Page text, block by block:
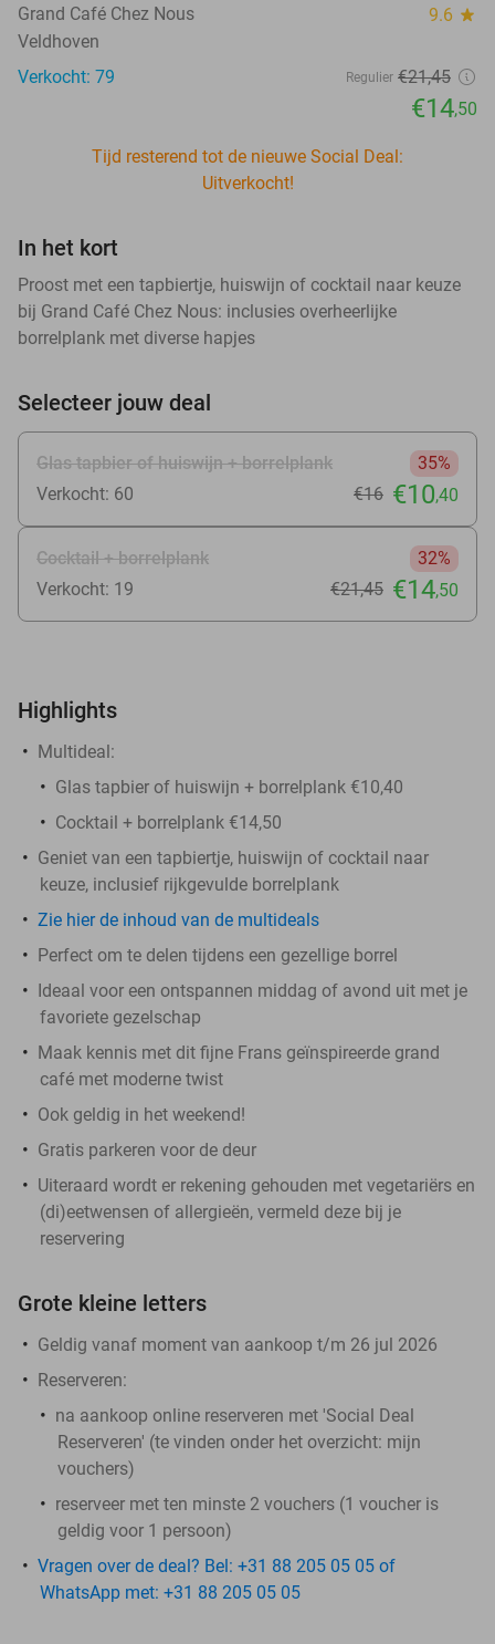
Grand Café Chez Nous 9.6 star
Veldhoven
Verkocht: 79
Regulier €21,45
€14,50
Tijd resterend tot de nieuwe Social Deal:
Uitverkocht!
In het kort
Proost met een tapbiertje, huiswijn of cocktail naar keuze
bij Grand Café Chez Nous: inclusies overheerlijke
borrelplank met diverse hapjes
Selecteer jouw deal
Glas tapbier of huiswijn + borrelplank
35%
Verkocht: 60
€16 €10,40
Cocktail + borrelplank
32%
Verkocht: 19
€21,45 €14,50
Highlights
Multideal:
Glas tapbier of huiswijn + borrelplank €10,40
Cocktail + borrelplank €14,50
Geniet van een tapbiertje, huiswijn of cocktail naar
keuze, inclusief rijkgevulde borrelplank
Zie hier de inhoud van de multideals
Perfect om te delen tijdens een gezellige borrel
Ideaal voor een ontspannen middag of avond uit met je
favoriete gezelschap
Maak kennis met dit fijne Frans geïnspireerde grand
café met moderne twist
Ook geldig in het weekend!
Gratis parkeren voor de deur
Uiteraard wordt er rekening gehouden met vegetariërs en
(di)eetwensen of allergieën, vermeld deze bij je
reservering
Grote kleine letters
Geldig vanaf moment van aankoop t/m 26 jul 2026
Reserveren:
na aankoop online reserveren met 'Social Deal
Reserveren' (te vinden onder het overzicht: mijn
vouchers)
reserveer met ten minste 2 vouchers (1 voucher is
geldig voor 1 persoon)
Vragen over de deal? Bel: +31 88 205 05 05 of
WhatsApp met: +31 88 205 05 05